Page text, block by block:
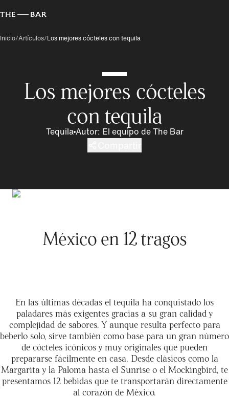
Inicio/Artículos/Los mejores cócteles con tequila
Los mejores cócteles
con tequila
TequilaAutor: El equipo de The Bar
México en 12 tragos
En las últimas décadas el tequila ha conquistado los
paladares más exigentes gracias a su gran calidad y
complejidad de sabores. Y aunque resulta perfecto para
beberlo solo, sirve también como base para un gran número
de cócteles icónicos y muy originales que pueden
prepararse fácilmente en casa. Desde clásicos como la
Margarita y la Paloma hasta el Sunrise o el Mockingbird, te
presentamos 12 bebidas que te transportarán directamente
al corazón de México.